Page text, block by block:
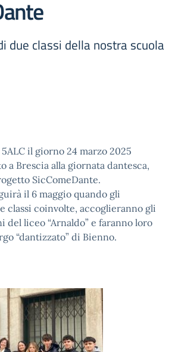
due classi della nostra scuola
5ALC il giorno 24 marzo 2025
a Brescia alla giornata dantesca,
SicComeDante.
il 6 maggio quando gli
classi coinvolte, accoglieranno gli
del liceo “Arnaldo” e faranno loro
“dantizzato” di Bienno.